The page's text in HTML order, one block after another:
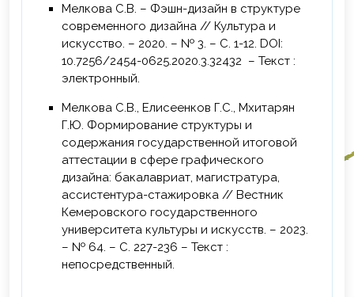
работы», г. Новосибирск, 36 ч.
2024 г. – Повышение квалификации по
дополнительной профессиональной
программе «Управление научными
сфере: коммерциализация результатов»,
ФГБОУ ВО «Кемеровский
государственный университет», г.
Кемерово, 16 ч.
2025 г. – Повышение квалификации по
дополнительной профессиональной
программе «Нейросети для мотивации и
вовлечения слушателей», ФГАОУ ВО
«Томский государственный университет
Мелкова С.В. – Фэшн-дизайн в структуре
современного дизайна // Культура и
искусство. – 2020. – № 3. – С. 1-12. DOI:
10.7256/2454-0625.2020.3.32432 – Текст :
электронный.
Мелкова С.В., Елисеенков Г.С., Мхитарян
Г.Ю. Формирование структуры и
содержания государственной итоговой
аттестации в сфере графического
дизайна: бакалавриат, магистратура,
ассистентура-стажировка // Вестник
Кемеровского государственного
университета культуры и искусств. – 2023.
– № 64. – С. 227-236 – Текст :
непосредственный.